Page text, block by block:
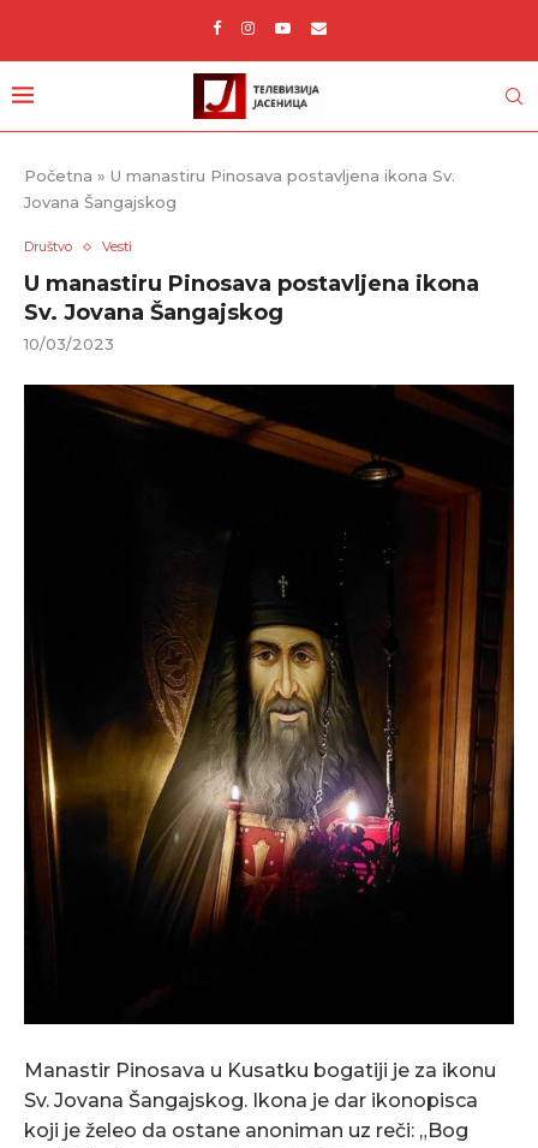
Početna » U manastiru Pinosava postavljena ikona Sv.
Jovana Šangajskog
Društvo Vesti
U manastiru Pinosava postavljena ikona
Sv. Jovana Šangajskog
10/03/2023
Manastir Pinosava u Kusatku bogatiji je za ikonu
Sv. Jovana Šangajskog. Ikona je dar ikonopisca
koji je želeo da ostane anoniman uz reči: „Bog